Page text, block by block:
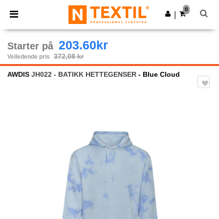
× Ntextil-app
Bedre priser i appen!
Last ned app
0
Starter på 203.60kr
Veiledende pris 372,08 kr
AWDIS JH022 - BATIKK HETTEGENSER - Blue Cloud